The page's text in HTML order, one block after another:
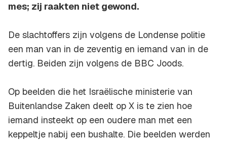
mes; zij raakten niet gewond.
De slachtoffers zijn volgens de Londense politie
een man van in de zeventig en iemand van in de
dertig. Beiden zijn volgens de BBC Joods.
Op beelden die het Israëlische ministerie van
Buitenlandse Zaken deelt op X is te zien hoe
iemand insteekt op een oudere man met een
keppeltje nabij een bushalte. Die beelden werden